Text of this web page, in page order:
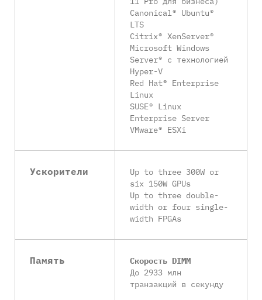
Canonical® Ubuntu®
LTS
Citrix® XenServer®
Microsoft Windows
Server® с технологией
Hyper-V
Red Hat® Enterprise
Linux
SUSE® Linux
Enterprise Server
VMware® ESXi
Ускорители
Up to three 300W or
six 150W GPUs
Up to three double-
width or four single-
width FPGAs
Память
Скорость DIMM
До 2933 млн
транзакций в секунду